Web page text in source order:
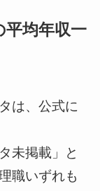
平均年収一
は、公式に
未掲載」と
職いずれも